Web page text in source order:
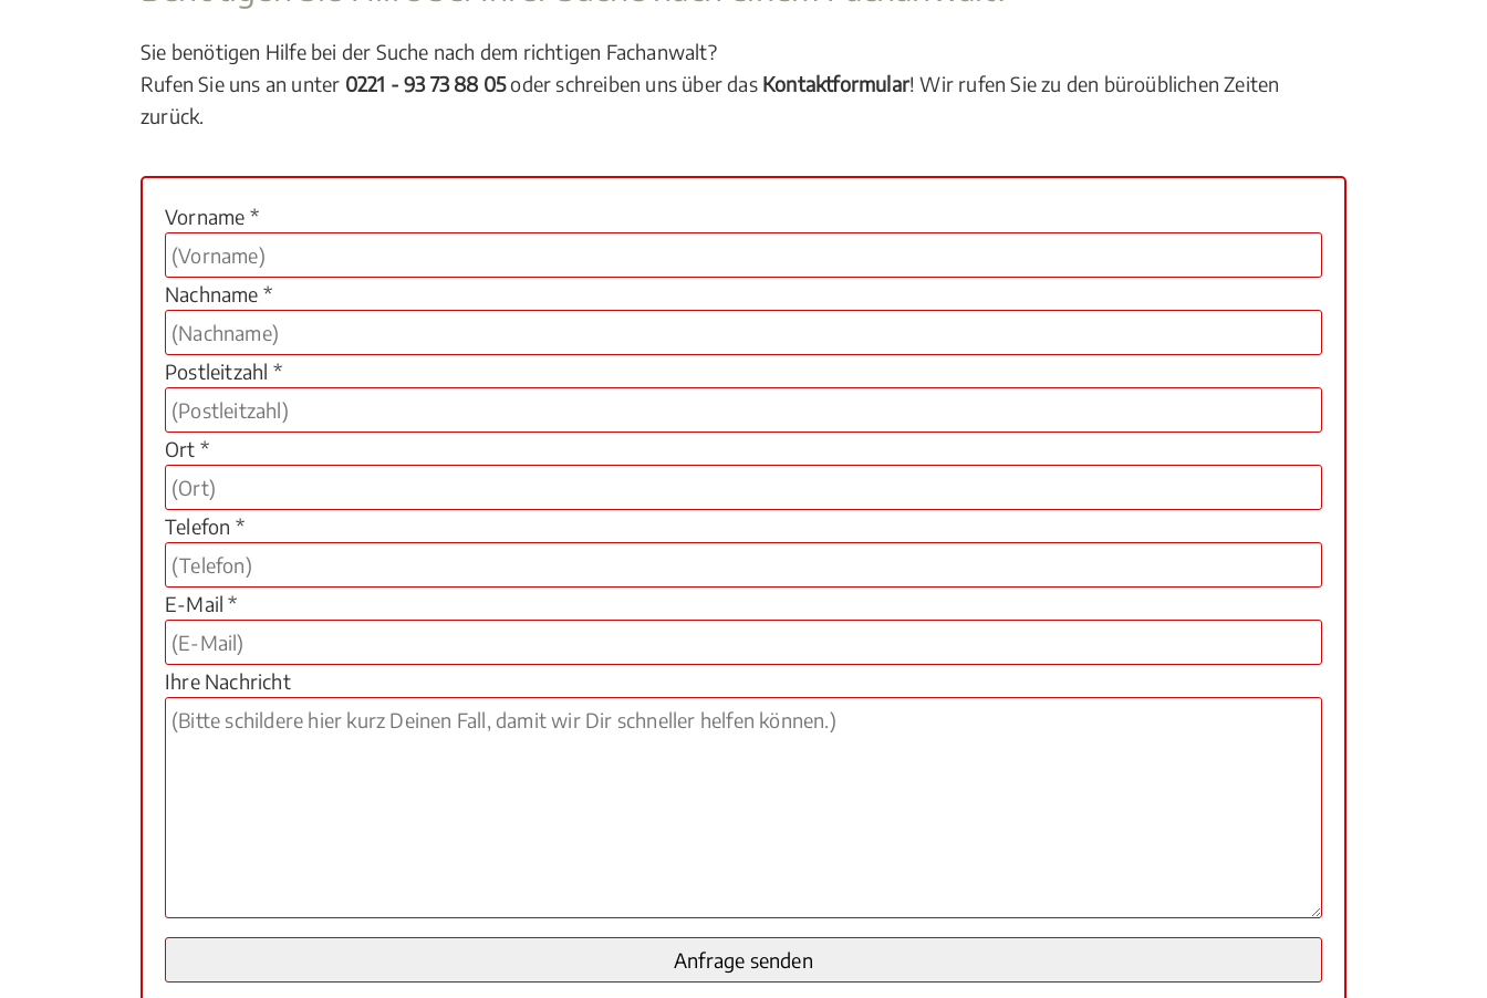
Sie benötigen Hilfe bei der Suche nach dem richtigen Fachanwalt?
Rufen Sie uns an unter 0221 - 93 73 88 05oder schreiben uns über das Kontaktformular! Wir rufen Sie zu den büroüblichen Zeiten
zurück.
Vorname *
Nachname *
Postleitzahl *
Ort *
Telefon *
E-Mail *
Ihre Nachricht